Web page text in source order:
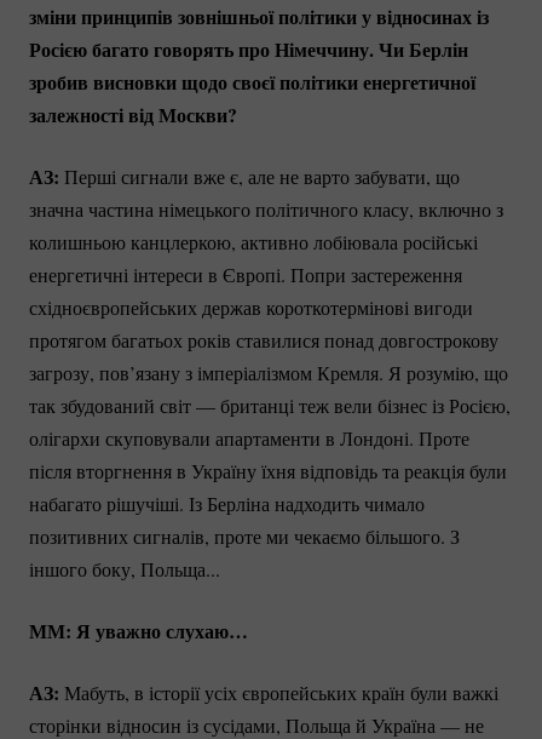
зміни принципів зовнішньої політики у відносинах із
Росією багато говорять про Німеччину. Чи Берлін
зробив висновки щодо своєї політики енергетичної
залежності від Москви?
АЗ: Перші сигнали вже є, але не варто забувати, що
значна частина німецького політичного класу, включно з
колишньою канцлеркою, активно лобіювала російські
енергетичні інтереси в Європі. Попри застереження
східноєвропейських держав короткотермінові вигоди
протягом багатьох років ставилися понад довгострокову
загрозу, пов’язану з імперіалізмом Кремля. Я розумію, що
так збудований світ — британці теж вели бізнес із Росією,
олігархи скуповували апартаменти в Лондоні. Проте
після вторгнення в Україну їхня відповідь та реакція були
набагато рішучіші. Із Берліна надходить чимало
позитивних сигналів, проте ми чекаємо більшого. З
іншого боку, Польща...
ММ: Я уважно слухаю…
АЗ: Мабуть, в історії усіх європейських країн були важкі
сторінки відносин із сусідами, Польща й Україна — не